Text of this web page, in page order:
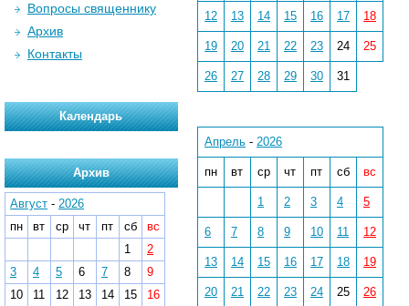
12 13 14 15 16 17 18
19 20 21 22 23 24 25
26 27 28 29 30 31
Апрель - 2026
пн вт ср чт пт сб вс
1 2 3 4 5
6 7 8 9 10 11 12
13 14 15 16 17 18 19
20 21 22 23 24 25 26
Вопросы священнику
Архив
Контакты
Календарь
Архив
Август - 2026
пн
вт ср чт пт сб
вс
1
2
3
4 5 6 7 8
9
10
11 12 13 14 15
16